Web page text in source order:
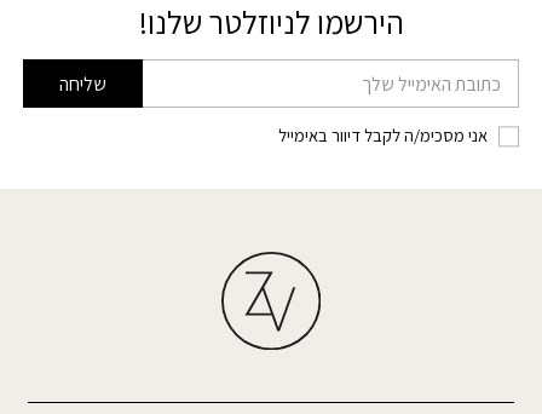
הירשמו לניוזלטר שלנו!
דוא׳׳ל שליחה
אני מסכימ/ה לקבל דיוור באימייל